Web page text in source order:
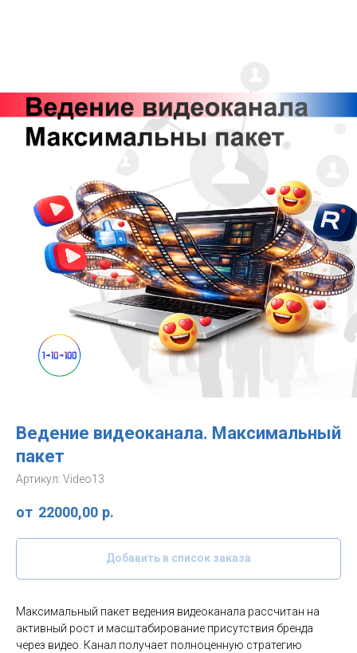
Ведение видеоканала. Максимальный
пакет
Артикул: Video13
22000,00 р.
Добавить в список заказа
Максимальный пакет ведения видеоканала рассчитан на
активный рост и масштабирование присутствия бренда
через видео. Канал получает полноценную стратегию